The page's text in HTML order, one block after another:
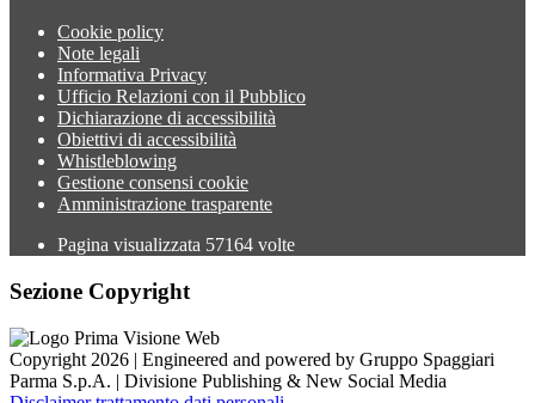
Cookie policy
Note legali
Informativa Privacy
Ufficio Relazioni con il Pubblico
Dichiarazione di accessibilità
Obiettivi di accessibilità
Whistleblowing
Gestione consensi cookie
Amministrazione trasparente
Pagina visualizzata 57164 volte
Sezione Copyright
Copyright 2026 | Engineered and powered by Gruppo Spaggiari
Parma S.p.A. | Divisione Publishing & New Social Media